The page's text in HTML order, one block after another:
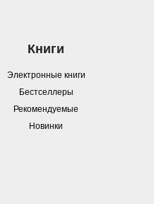
Книги
Электронные книги
Бестселлеры
Рекомендуемые
Новинки